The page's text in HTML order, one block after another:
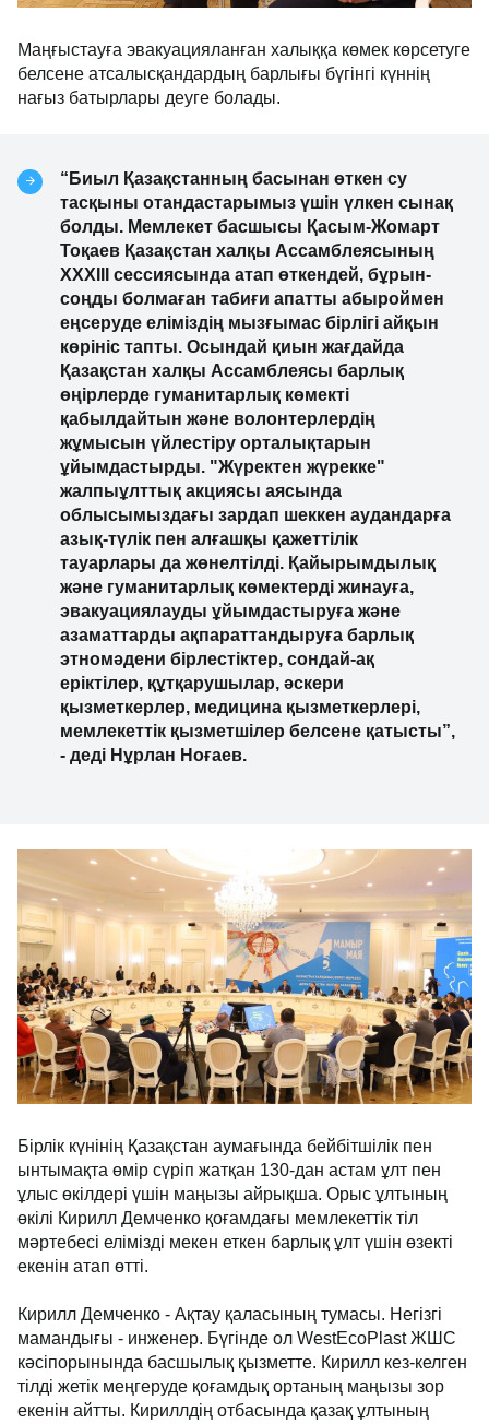
Маңғыстауға эвакуацияланған халыққа көмек көрсетуге
белсене атсалысқандардың барлығы бүгінгі күннің
нағыз батырлары деуге болады.
“Биыл Қазақстанның басынан өткен су
тасқыны отандастарымыз үшін үлкен сынақ
болды. Мемлекет басшысы Қасым-Жомарт
Тоқаев Қазақстан халқы Ассамблеясының
ХХХІІІ сессиясында атап өткендей, бұрын-
соңды болмаған табиғи апатты абыроймен
еңсеруде еліміздің мызғымас бірлігі айқын
көрініс тапты. Осындай қиын жағдайда
Қазақстан халқы Ассамблеясы барлық
өңірлерде гуманитарлық көмекті
қабылдайтын және волонтерлердің
жұмысын үйлестіру орталықтарын
ұйымдастырды. "Жүректен жүрекке"
жалпыұлттық акциясы аясында
облысымыздағы зардап шеккен аудандарға
азық-түлік пен алғашқы қажеттілік
тауарлары да жөнелтілді. Қайырымдылық
және гуманитарлық көмектерді жинауға,
эвакуациялауды ұйымдастыруға және
азаматтарды ақпараттандыруға барлық
этномәдени бірлестіктер, сондай-ақ
еріктілер, құтқарушылар, әскери
қызметкерлер, медицина қызметкерлері,
мемлекеттік қызметшілер белсене қатысты”,
- деді Нұрлан Ноғаев.
Бірлік күнінің Қазақстан аумағында бейбітшілік пен
ынтымақта өмір сүріп жатқан 130-дан астам ұлт пен
ұлыс өкілдері үшін маңызы айрықша. Орыс ұлтының
өкілі Кирилл Демченко қоғамдағы мемлекеттік тіл
мәртебесі елімізді мекен еткен барлық ұлт үшін өзекті
екенін атап өтті.
Кирилл Демченко - Ақтау қаласының тумасы. Негізгі
мамандығы - инженер. Бүгінде ол WestEcoPlast ЖШС
кәсіпорынында басшылық қызметте. Кирилл кез-келген
тілді жетік меңгеруде қоғамдық ортаның маңызы зор
екенін айтты. Кириллдің отбасында қазақ ұлтының